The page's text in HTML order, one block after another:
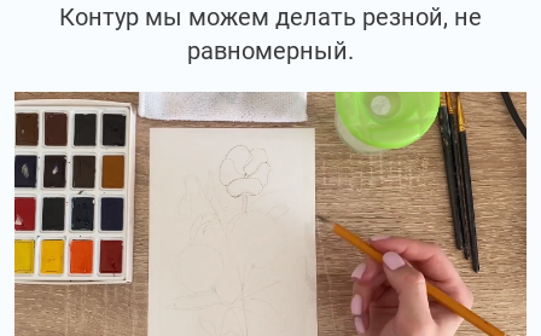
Контур мы можем делать резной, не
равномерный.